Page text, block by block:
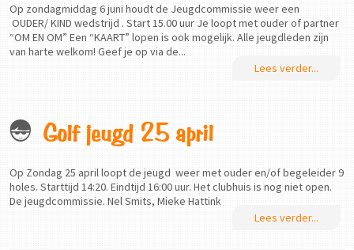
Op zondagmiddag 6 juni houdt de Jeugdcommissie weer een
OUDER/ KIND wedstrijd . Start 15.00 uur Je loopt met ouder of partner
“OM EN OM” Een “KAART” lopen is ook mogelijk. Alle jeugdleden zijn
van harte welkom! Geef je op via de...
Lees verder...
Golf jeugd 25 april
Op Zondag 25 april loopt de jeugd weer met ouder en/of begeleider 9
holes. Starttijd 14:20. Eindtijd 16:00 uur. Het clubhuis is nog niet open.
De jeugdcommissie. Nel Smits, Mieke Hattink
Lees verder...